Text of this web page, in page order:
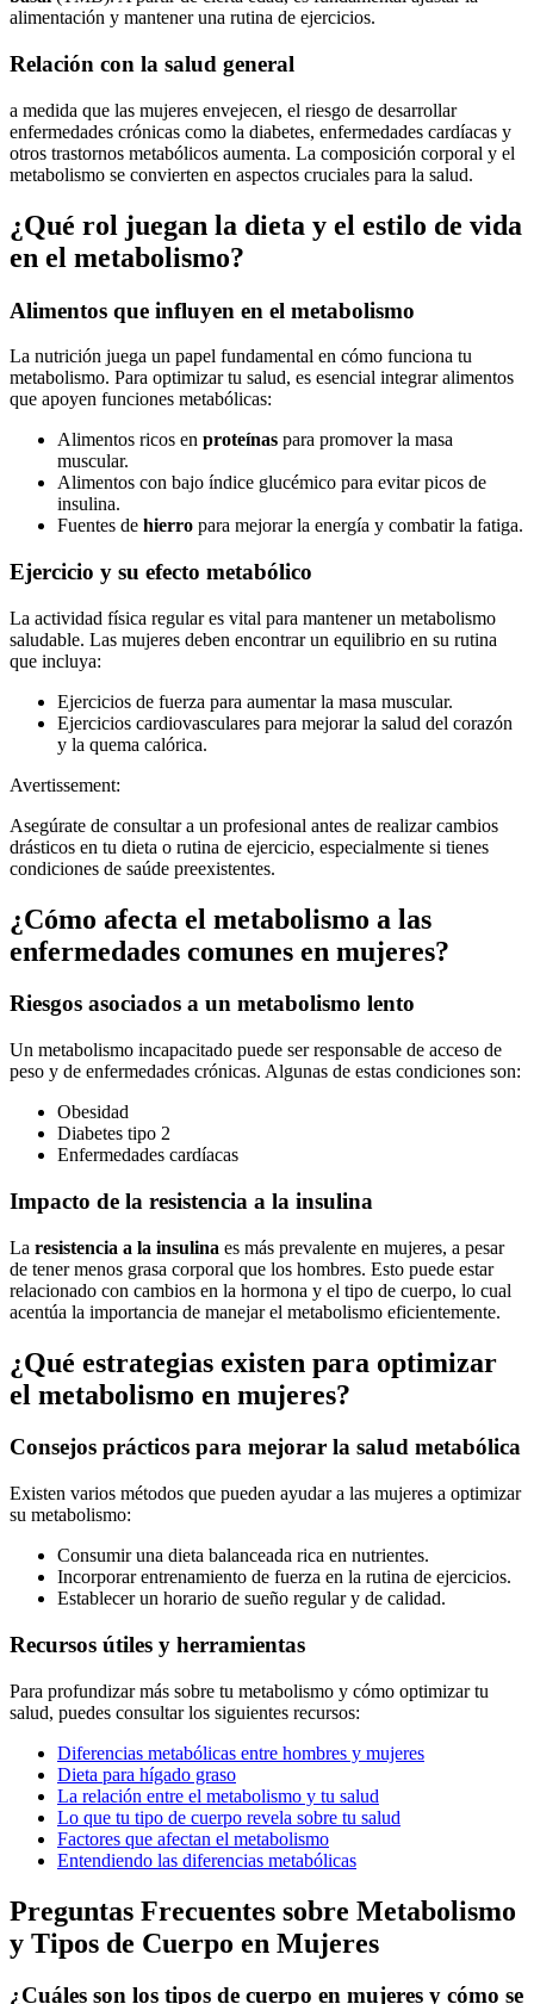
alimentación y mantener una rutina de ejercicios.
Relación con la salud general
a medida que las mujeres envejecen, el riesgo de desarrollar
enfermedades crónicas como la diabetes, enfermedades cardíacas y
otros trastornos metabólicos aumenta. La composición corporal y el
metabolismo se convierten en aspectos cruciales para la salud.
¿Qué rol juegan la dieta y el estilo de vida
en el metabolismo?
Alimentos que influyen en el metabolismo
La nutrición juega un papel fundamental en cómo funciona tu
metabolismo. Para optimizar tu salud, es esencial integrar alimentos
que apoyen funciones metabólicas:
Alimentos ricos en proteínas para promover la masa
muscular.
Alimentos con bajo índice glucémico para evitar picos de
insulina.
Fuentes de hierro para mejorar la energía y combatir la fatiga.
Ejercicio y su efecto metabólico
La actividad física regular es vital para mantener un metabolismo
saludable. Las mujeres deben encontrar un equilibrio en su rutina
que incluya:
Ejercicios de fuerza para aumentar la masa muscular.
Ejercicios cardiovasculares para mejorar la salud del corazón
y la quema calórica.
Avertissement:
Asegúrate de consultar a un profesional antes de realizar cambios
drásticos en tu dieta o rutina de ejercicio, especialmente si tienes
condiciones de saúde preexistentes.
¿Cómo afecta el metabolismo a las
enfermedades comunes en mujeres?
Riesgos asociados a un metabolismo lento
Un metabolismo incapacitado puede ser responsable de acceso de
peso y de enfermedades crónicas. Algunas de estas condiciones son:
Obesidad
Diabetes tipo 2
Enfermedades cardíacas
Impacto de la resistencia a la insulina
La resistencia a la insulina es más prevalente en mujeres, a pesar
de tener menos grasa corporal que los hombres. Esto puede estar
relacionado con cambios en la hormona y el tipo de cuerpo, lo cual
acentúa la importancia de manejar el metabolismo eficientemente.
¿Qué estrategias existen para optimizar
el metabolismo en mujeres?
Consejos prácticos para mejorar la salud metabólica
Existen varios métodos que pueden ayudar a las mujeres a optimizar
su metabolismo:
Consumir una dieta balanceada rica en nutrientes.
Incorporar entrenamiento de fuerza en la rutina de ejercicios.
Establecer un horario de sueño regular y de calidad.
Recursos útiles y herramientas
Para profundizar más sobre tu metabolismo y cómo optimizar tu
salud, puedes consultar los siguientes recursos:
Diferencias metabólicas entre hombres y mujeres
Dieta para hígado graso
La relación entre el metabolismo y tu salud
Lo que tu tipo de cuerpo revela sobre tu salud
Factores que afectan el metabolismo
Entendiendo las diferencias metabólicas
Preguntas Frecuentes sobre Metabolismo
y Tipos de Cuerpo en Mujeres
¿Cuáles son los tipos de cuerpo en mujeres y cómo se